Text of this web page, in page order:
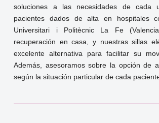
soluciones a las necesidades de cada
pacientes dados de alta en hospitales
Universitari i Politècnic La Fe
recuperación en casa, y nuestras sillas
excelente alternativa para facilitar su
Además, asesoramos sobre la opción de
según la situación particular de cada